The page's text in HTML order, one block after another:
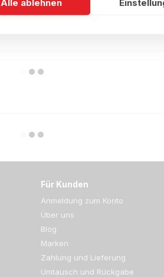
Für Kunden
Anmeldung zum Konto
Über uns
Blog
Marken
Zahlung und Lieferung
Umtausch und Rückgabe